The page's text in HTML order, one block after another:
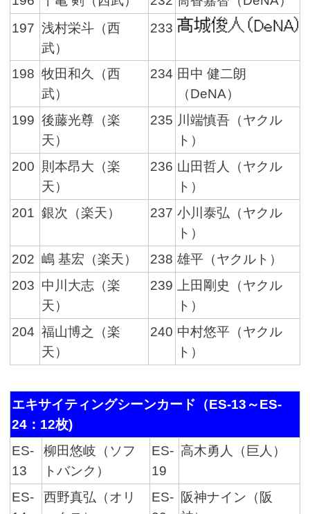
197 浅村栄斗（西
武）
233
198 牧田和久（西
武）
234 田中 健二朗
（DeNA）
199 後藤光尊（楽
天）
235 川端慎吾（ヤクル
ト）
200
則本昂大（楽
天）
236 山田哲人（ヤクル
ト）
201 銀次（楽天） 237 小川泰弘（ヤクル
ト）
202 嶋 基宏（楽天） 238 雄平（ヤクルト）
203 中川大志（楽
天）
239
上田剛史（ヤクル
ト）
204 福山博之（楽
天）
240 中村悠平（ヤクル
ト）
エキサイティングシーンカード（ES-13～ES-
24：12枚)
ES-
13
柳田悠岐（ソフ
トバンク）
ES-
19
高木勇人（巨人）
ES-
西野真弘（オリ
ES- 阪神ナイン（阪